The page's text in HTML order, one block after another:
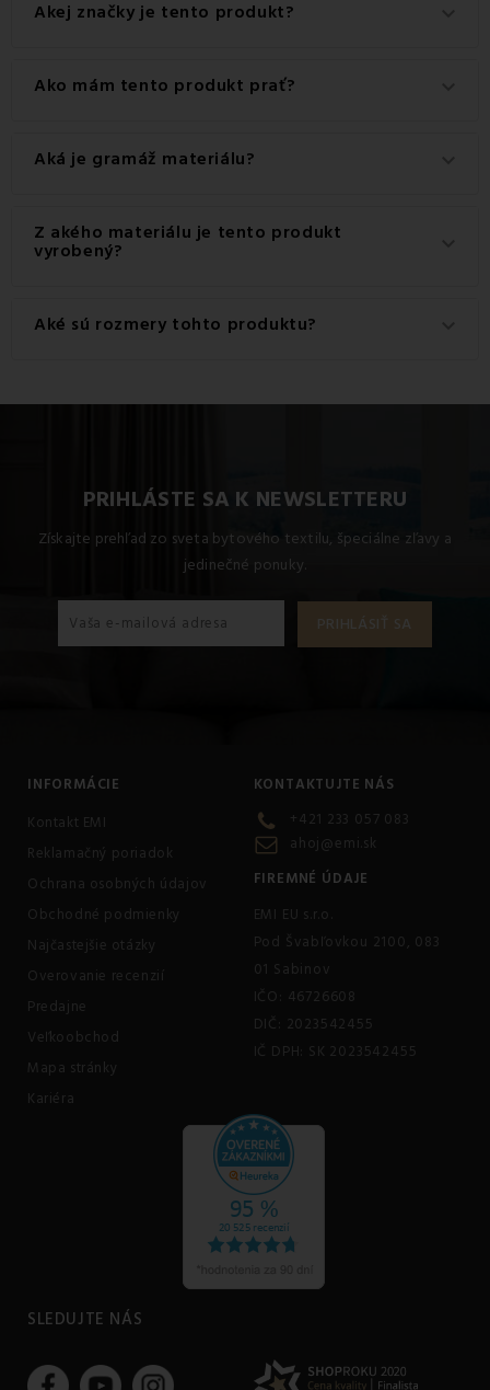
Akej značky je tento produkt?
Ide o autentický produkt značky EMI.
Ako mám tento produkt prať?
Pre dosiahnutie najlepších výsledkov odporúčame tento
produkt prať na 60 °C.
Aká je gramáž materiálu?
Gramáž materiálu použitého pre tento produkt je 120
g/m2.
Z akého materiálu je tento produkt
vyrobený?
Tento produkt je vyrobený z kvalitného materiálu: 100%
Aké sú rozmery tohto produktu?
Obliečka na vankúš valec malý, Vankúš 40x50.
PRIHLÁSTE SA K NEWSLETTERU
Získajte prehľad zo sveta bytového textilu, špeciálne zľavy a
jedinečné ponuky.
INFORMÁCIE
Kontakt EMI
Reklamačný poriadok
Ochrana osobných údajov
Obchodné podmienky
Najčastejšie otázky
Overovanie recenzií
Predajne
Veľkoobchod
Mapa stránky
Kariéra
KONTAKTUJTE NÁS
+421 233 057 083
ahoj@emi.sk
FIREMNÉ ÚDAJE
EMI EU s.r.o.
Pod Švabľovkou 2100, 083
01 Sabinov
IČO: 46726608
DIČ: 2023542455
IČ DPH: SK 2023542455
SLEDUJTE NÁS